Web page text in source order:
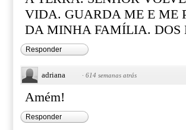
VIDA. GUARDA ME E ME
DA MINHA FAMÍLIA. DOS
Responder
adriana · 614 semanas atrás
Amém!
Responder